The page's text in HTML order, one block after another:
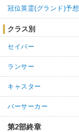
冠位英霊(グランド)予想
クラス別
セイバー
ランサー
キャスター
バーサーカー
第2部終章